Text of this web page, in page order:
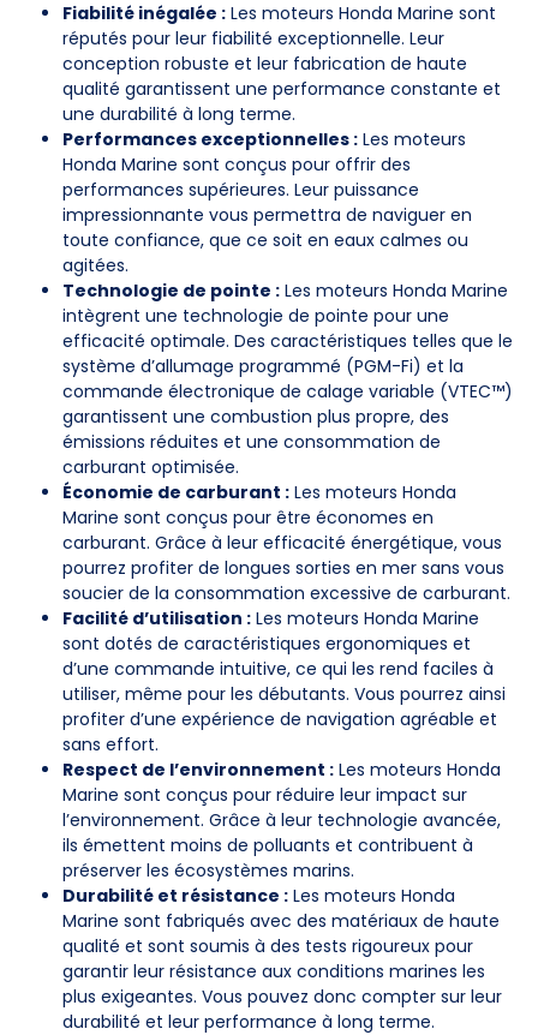
Fiabilité inégalée : Les moteurs Honda Marine sont
réputés pour leur fiabilité exceptionnelle. Leur
conception robuste et leur fabrication de haute
qualité garantissent une performance constante et
une durabilité à long terme.
Performances exceptionnelles : Les moteurs
Honda Marine sont conçus pour offrir des
performances supérieures. Leur puissance
impressionnante vous permettra de naviguer en
toute confiance, que ce soit en eaux calmes ou
agitées.
Technologie de pointe : Les moteurs Honda Marine
intègrent une technologie de pointe pour une
efficacité optimale. Des caractéristiques telles que le
système d’allumage programmé (PGM-Fi) et la
commande électronique de calage variable (VTEC™)
garantissent une combustion plus propre, des
émissions réduites et une consommation de
carburant optimisée.
Économie de carburant : Les moteurs Honda
Marine sont conçus pour être économes en
carburant. Grâce à leur efficacité énergétique, vous
pourrez profiter de longues sorties en mer sans vous
soucier de la consommation excessive de carburant.
Facilité d’utilisation : Les moteurs Honda Marine
sont dotés de caractéristiques ergonomiques et
d’une commande intuitive, ce qui les rend faciles à
utiliser, même pour les débutants. Vous pourrez ainsi
profiter d’une expérience de navigation agréable et
sans effort.
Respect de l’environnement : Les moteurs Honda
Marine sont conçus pour réduire leur impact sur
l’environnement. Grâce à leur technologie avancée,
ils émettent moins de polluants et contribuent à
préserver les écosystèmes marins.
Durabilité et résistance : Les moteurs Honda
Marine sont fabriqués avec des matériaux de haute
qualité et sont soumis à des tests rigoureux pour
garantir leur résistance aux conditions marines les
plus exigeantes. Vous pouvez donc compter sur leur
durabilité et leur performance à long terme.